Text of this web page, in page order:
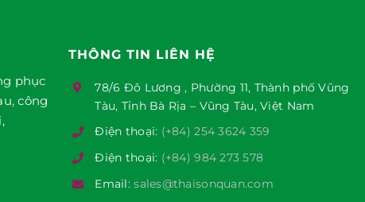
phục
công
THÔNG TIN LIÊN HỆ
78/6 Đô Lương , Phường 11, Thành phố Vũng
Tàu, Tỉnh Bà Rịa – Vũng Tàu, Việt Nam
Điện thoại: (+84) 254 3624 359
Điện thoại: (+84) 984 273 578
Email:sales@thaisonquan.com